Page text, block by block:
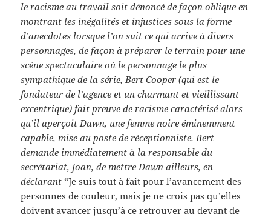
le racisme au travail soit dénoncé de façon oblique en
montrant les inégalités et injustices sous la forme
d’anecdotes lorsque l’on suit ce qui arrive à divers
personnages, de façon à préparer le terrain pour une
scène spectaculaire où le personnage le plus
sympathique de la série, Bert Cooper (qui est le
fondateur de l’agence et un charmant et vieillissant
excentrique) fait preuve de racisme caractérisé alors
qu’il aperçoit Dawn, une femme noire éminemment
capable, mise au poste de réceptionniste. Bert
demande immédiatement à la responsable du
secrétariat, Joan, de mettre Dawn ailleurs, en
déclarant “Je suis tout à fait pour l’avancement des
personnes de couleur, mais je ne crois pas qu’elles
doivent avancer jusqu’à ce retrouver au devant de